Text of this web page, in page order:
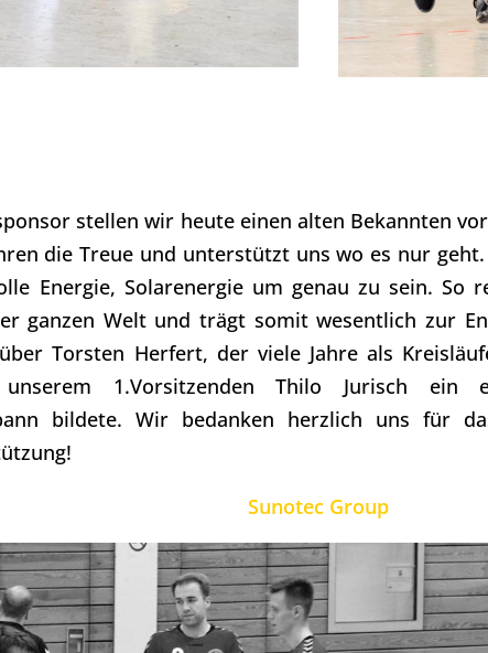
stellen wir heute einen alten Bekannten
die Treue und unterstützt uns wo es nur
Energie, Solarenergie um genau zu sein. So
ganzen Welt und trägt somit wesentlich zur
Torsten Herfert, der viele Jahre als
1.Vorsitzenden Thilo Jurisch ein
bildete. Wir bedanken herzlich uns für
Sunotec Group